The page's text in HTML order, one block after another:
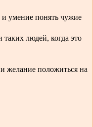
и умение понять чужие
людей, когда это
желание положиться на